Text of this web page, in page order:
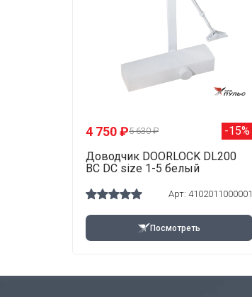
4 750 ₽5 630 ₽
-15%
Доводчик DOORLOCK DL200
BC DC size 1-5 белый
Арт: 4102011000001
Посмотреть